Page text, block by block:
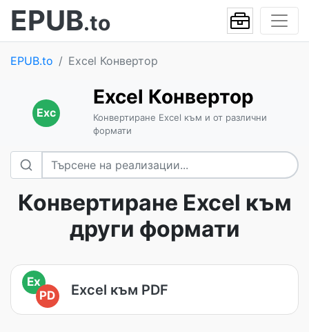
EPUB.to
EPUB.to Excel Конвертор
Exc
Excel Конвертор
Конвертиране Excel към и от различни
формати
Конвертиране Excel към
други формати
Ex
PD
Excel към PDF